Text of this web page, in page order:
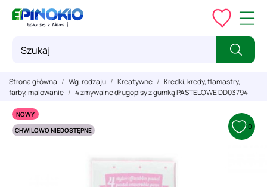
Strona główna Wg. rodzaju Kreatywne
Kredki, kredy, flamastry,
farby, malowanie
4 zmywalne długopisy z gumką PASTELOWE DD03794
NOWY
CHWILOWO NIEDOSTĘPNE
0